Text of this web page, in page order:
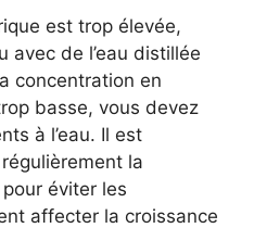
est trop élevée,
avec de l’eau distillée
concentration en
basse, vous devez
à l’eau. Il est
la
éviter les
affecter la croissance